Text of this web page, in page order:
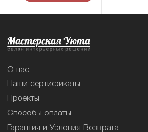
О нас
Наши сертификаты
Проекты
Способы оплаты
Гарантия и Условия Возврата